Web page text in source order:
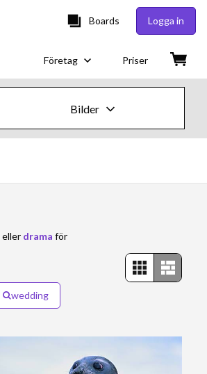
Boards Logga in
Företag Priser
Bilder
Redaktionellt
Kreativt
eller drama för
wedding